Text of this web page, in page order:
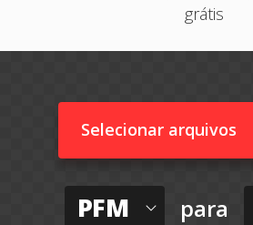
grátis
Selecionar arquivos
PFM para